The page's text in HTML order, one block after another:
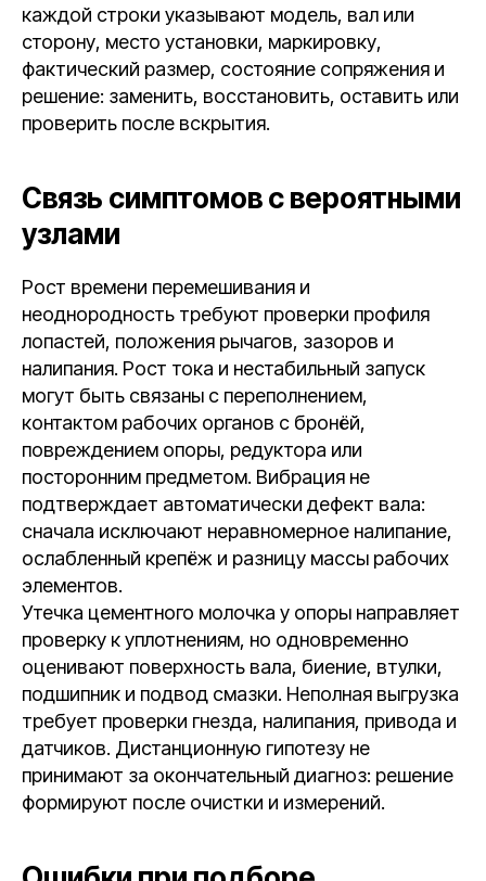
каждой строки указывают модель, вал или
сторону, место установки, маркировку,
фактический размер, состояние сопряжения и
решение: заменить, восстановить, оставить или
проверить после вскрытия.
Связь симптомов с вероятными
узлами
Рост времени перемешивания и
неоднородность требуют проверки профиля
лопастей, положения рычагов, зазоров и
налипания. Рост тока и нестабильный запуск
могут быть связаны с переполнением,
контактом рабочих органов с бронёй,
повреждением опоры, редуктора или
посторонним предметом. Вибрация не
подтверждает автоматически дефект вала:
сначала исключают неравномерное налипание,
ослабленный крепёж и разницу массы рабочих
элементов.
Утечка цементного молочка у опоры направляет
проверку к уплотнениям, но одновременно
оценивают поверхность вала, биение, втулки,
подшипник и подвод смазки. Неполная выгрузка
требует проверки гнезда, налипания, привода и
датчиков. Дистанционную гипотезу не
принимают за окончательный диагноз: решение
формируют после очистки и измерений.